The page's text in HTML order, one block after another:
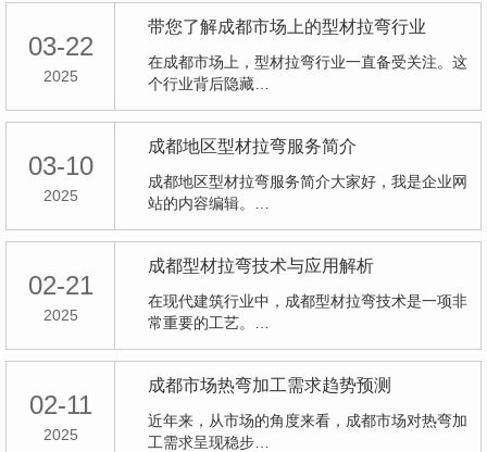
03-22
2025
带您了解成都市场上的型材拉弯行业
在成都市场上，型材拉弯行业一直备受关注。这
个行业背后隐藏…
03-10
2025
成都地区型材拉弯服务简介
成都地区型材拉弯服务简介大家好，我是企业网
站的内容编辑。…
02-21
2025
成都型材拉弯技术与应用解析
在现代建筑行业中，成都型材拉弯技术是一项非
常重要的工艺。…
02-11
2025
成都市场热弯加工需求趋势预测
近年来，从市场的角度来看，成都市场对热弯加
工需求呈现稳步…